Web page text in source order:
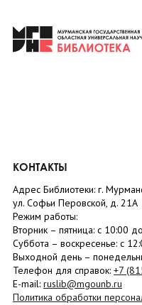
КОНТАКТЫ
Адрес Библиотеки: г.
ул. Софьи Перовской, д. 21А
Режим работы:
Вторник – пятница: с 10:00
Суббота – воскресенье: c
Выходной день –
Телефон для справок: +7
E-mail: ruslib@mgounb.ru
Политика обработки